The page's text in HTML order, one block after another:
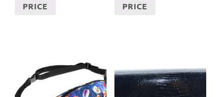
PRICE PRICE